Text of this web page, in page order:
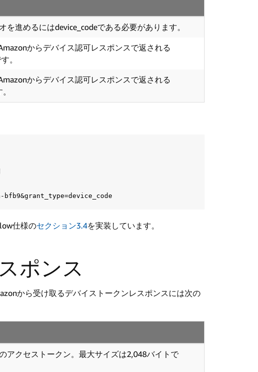
を進めるにはdevice_codeである必要があります。
からデバイス認可レスポンスで返される
。
からデバイス認可レスポンスで返される
仕様のセクション3.4を実装しています。
ポンス
から受け取るデバイストークンレスポンスには次の
アクセストークン。最大サイズは2,048バイトで